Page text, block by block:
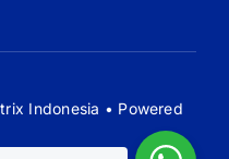
Indonesia • Powered